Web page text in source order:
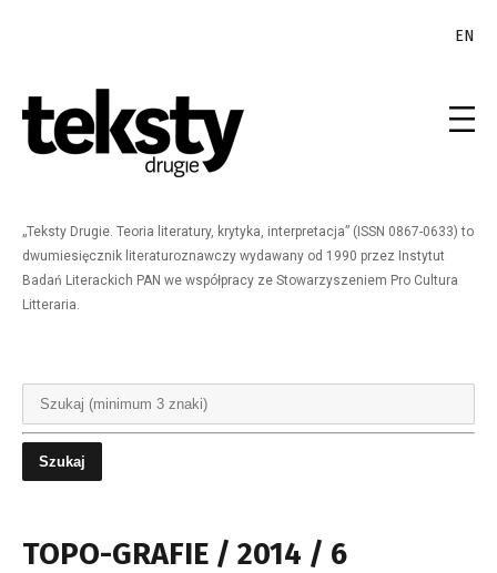
EN
„Teksty Drugie. Teoria literatury, krytyka, interpretacja” (ISSN 0867-0633) to
dwumiesięcznik literaturoznawczy wydawany od 1990 przez Instytut
Badań Literackich PAN we współpracy ze Stowarzyszeniem Pro Cultura
Litteraria.
TOPO-GRAFIE / 2014 / 6